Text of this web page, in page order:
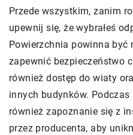
Przede wszystkim, zanim
upewnij się, że wybrałeś
Powierzchnia powinna być
zapewnić bezpieczeństwo
również dostęp do wiaty
innych budynków.
również zapoznanie się z
przez producenta, aby